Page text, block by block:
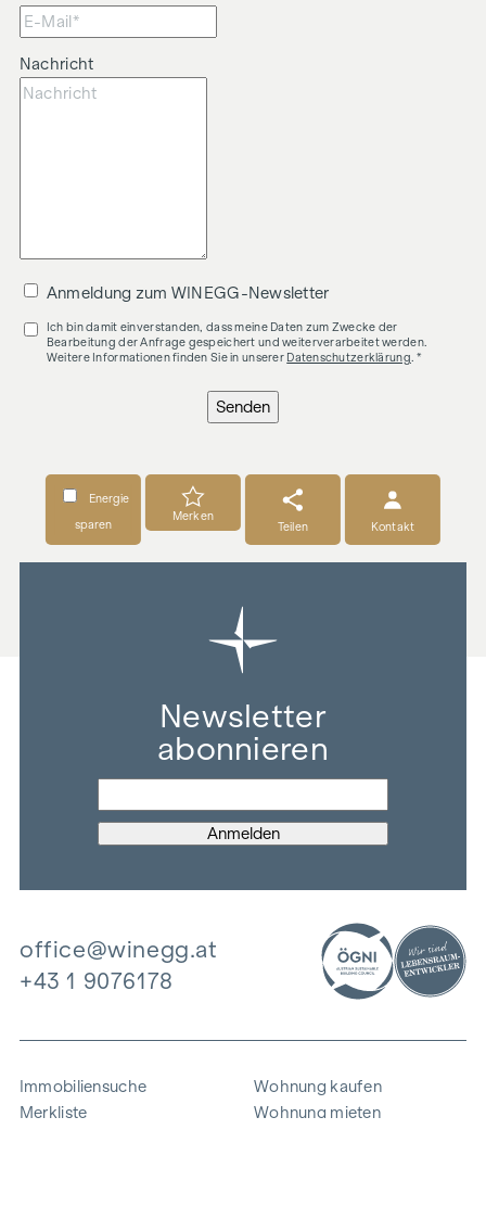
Nachricht
Anmeldung zum WINEGG-Newsletter
Ich bin damit einverstanden, dass meine Daten zum Zwecke der
Bearbeitung der Anfrage gespeichert und weiterverarbeitet werden.
Weitere Informationen finden Sie in unserer Datenschutzerklärung . *
Senden
Energie
sparen
Merken
Teilen
Kontakt
Newsletter
abonnieren
office@winegg.at
+43 1 9076178
Immobiliensuche
Merkliste
Wohnung kaufen
Wohnung mieten